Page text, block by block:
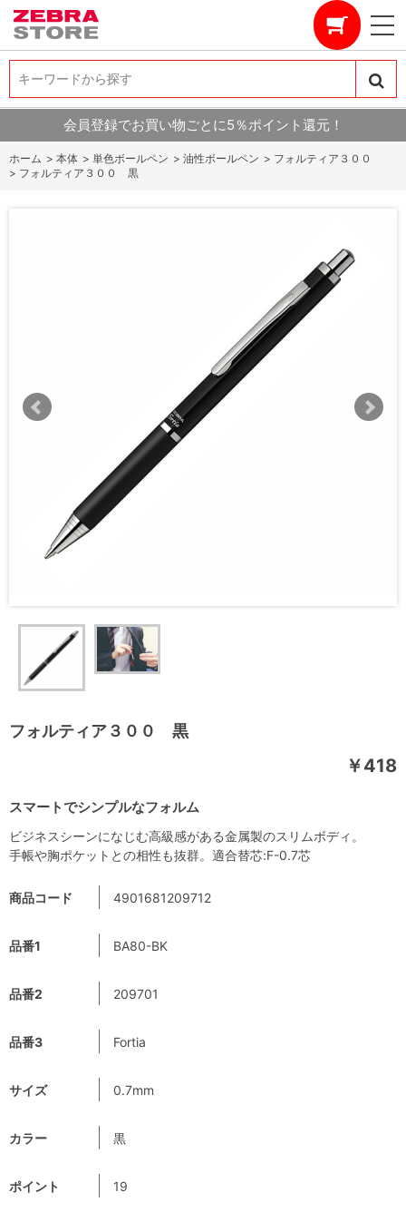
キーワードから探す
キーワードから探す
会員登録でお買い物ごとに5％ポイント還元！
ホーム > 本体 > 単色ボールペン > 油性ボールペン > フォルティア３００
> フォルティア３００ 黒
フォルティア３００ 黒
スマートでシンプルなフォルム
￥418
商品コード 4901681209712
品番1 BA80-BK
品番2 209701
品番3 Fortia
サイズ 0.7mm
カラー 黒
ポイント 19
ビジネスシーンになじむ高級感がある金属製のスリムボディ。
手帳や胸ポケットとの相性も抜群。適合替芯:F-0.7芯